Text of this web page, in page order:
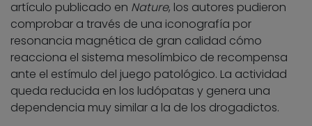
artículo publicado en Nature, los autores pudieron
comprobar a través de una iconografía por
resonancia magnética de gran calidad cómo
reacciona el sistema mesolímbico de recompensa
ante el estímulo del juego patológico. La actividad
queda reducida en los ludópatas y genera una
dependencia muy similar a la de los drogadictos.